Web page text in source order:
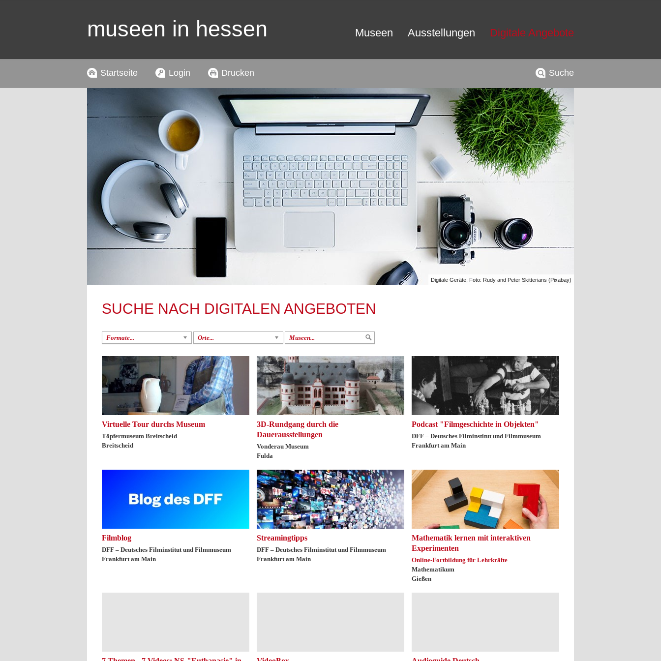
museen in hessen Museen Ausstellungen Digitale Angebote
Startseite Login Drucken Suche
Digitale Geräte; Foto: Rudy and Peter Skitterians (Pixabay)
SUCHE NACH DIGITALEN ANGEBOTEN
Formate... Orte... Museen...
Virtuelle Tour durchs Museum
Töpfermuseum Breitscheid
Breitscheid
3D-Rundgang durch die
Dauerausstellungen
Vonderau Museum
Fulda
Podcast "Filmgeschichte in Objekten"
DFF – Deutsches Filminstitut und Filmmuseum
Frankfurt am Main
Filmblog
DFF – Deutsches Filminstitut und Filmmuseum
Frankfurt am Main
Streamingtipps
DFF – Deutsches Filminstitut und Filmmuseum
Frankfurt am Main
Mathematik lernen mit interaktiven
Experimenten
Online-Fortbildung für Lehrkräfte
Mathematikum
Gießen